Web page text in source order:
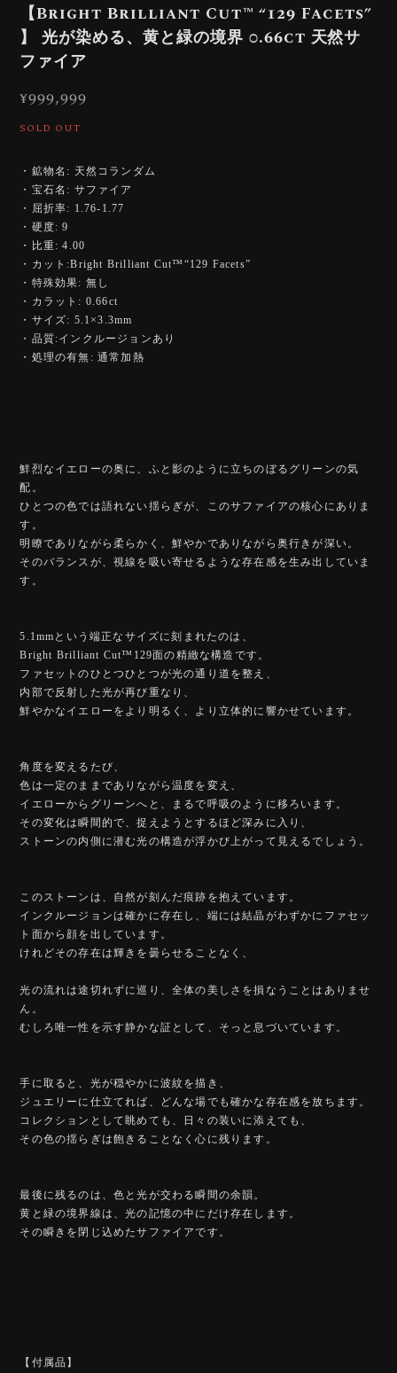
【Bright Brilliant Cut™️ “129 Facets”
】 光が染める、黄と緑の境界 0.66ct 天然サ
ファイア
¥999,999
SOLD OUT
・鉱物名: 天然コランダム
・宝石名: サファイア
・屈折率: 1.76-1.77
・硬度: 9
・比重: 4.00
・カット:Bright Brilliant Cut™️“129 Facets”
・特殊効果: 無し
・カラット: 0.66ct
・サイズ: 5.1×3.3mm
・品質:インクルージョンあり
・処理の有無: 通常加熱
鮮烈なイエローの奥に、ふと影のように立ちのぼるグリーンの気
配。
ひとつの色では語れない揺らぎが、このサファイアの核心にありま
す。
明瞭でありながら柔らかく、鮮やかでありながら奥行きが深い。
そのバランスが、視線を吸い寄せるような存在感を生み出していま
す。
5.1mmという端正なサイズに刻まれたのは、
Bright Brilliant Cut™️129面の精緻な構造です。
ファセットのひとつひとつが光の通り道を整え、
内部で反射した光が再び重なり、
鮮やかなイエローをより明るく、より立体的に響かせています。
角度を変えるたび、
色は一定のままでありながら温度を変え、
イエローからグリーンへと、まるで呼吸のように移ろいます。
その変化は瞬間的で、捉えようとするほど深みに入り、
ストーンの内側に潜む光の構造が浮かび上がって見えるでしょう。
このストーンは、自然が刻んだ痕跡を抱えています。
インクルージョンは確かに存在し、端には結晶がわずかにファセッ
ト面から顔を出しています。
けれどその存在は輝きを曇らせることなく、
光の流れは途切れずに巡り、全体の美しさを損なうことはありませ
ん。
むしろ唯一性を示す静かな証として、そっと息づいています。
手に取ると、光が穏やかに波紋を描き、
ジュエリーに仕立てれば、どんな場でも確かな存在感を放ちます。
コレクションとして眺めても、日々の装いに添えても、
その色の揺らぎは飽きることなく心に残ります。
最後に残るのは、色と光が交わる瞬間の余韻。
黄と緑の境界線は、光の記憶の中にだけ存在します。
その瞬きを閉じ込めたサファイアです。
【付属品】